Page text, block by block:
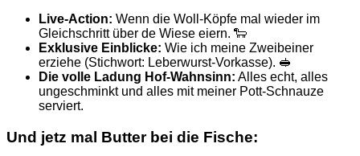
Live-Action: Wenn die Woll-Köpfe mal wieder im
Gleichschritt über de Wiese eiern. 🐑
Exklusive Einblicke: Wie ich meine Zweibeiner
erziehe (Stichwort: Leberwurst-Vorkasse). 🥪
Die volle Ladung Hof-Wahnsinn: Alles echt, alles
ungeschminkt und alles mit meiner Pott-Schnauze
serviert.
Und jetz mal Butter bei die Fische: